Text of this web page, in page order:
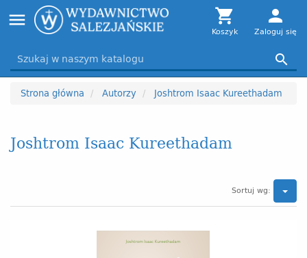
navigation
menu 
Koszyk
person
Zaloguj się

Strona główna Autorzy Joshtrom Isaac Kureethadam
Joshtrom Isaac Kureethadam
Sortuj wg: